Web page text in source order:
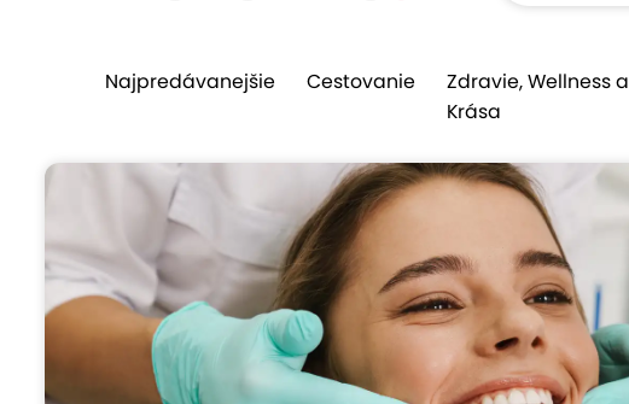
Najpredávanejšie Cestovanie
Zdravie, Wellness a
Krása